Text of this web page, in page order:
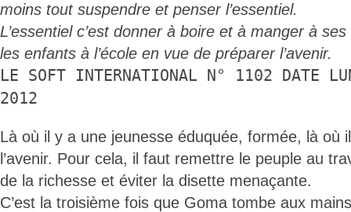
moins tout suspendre et penser l’essentiel.
L’essentiel c’est donner à boire et à manger à
les enfants à l’école en vue de préparer l’avenir.
LE SOFT INTERNATIONAL N° 1102 DATE
2012
Là où il y a une jeunesse éduquée, formée, là où
l’avenir. Pour cela, il faut remettre le peuple au
de la richesse et éviter la disette menaçante.
C’est la troisième fois que Goma tombe aux